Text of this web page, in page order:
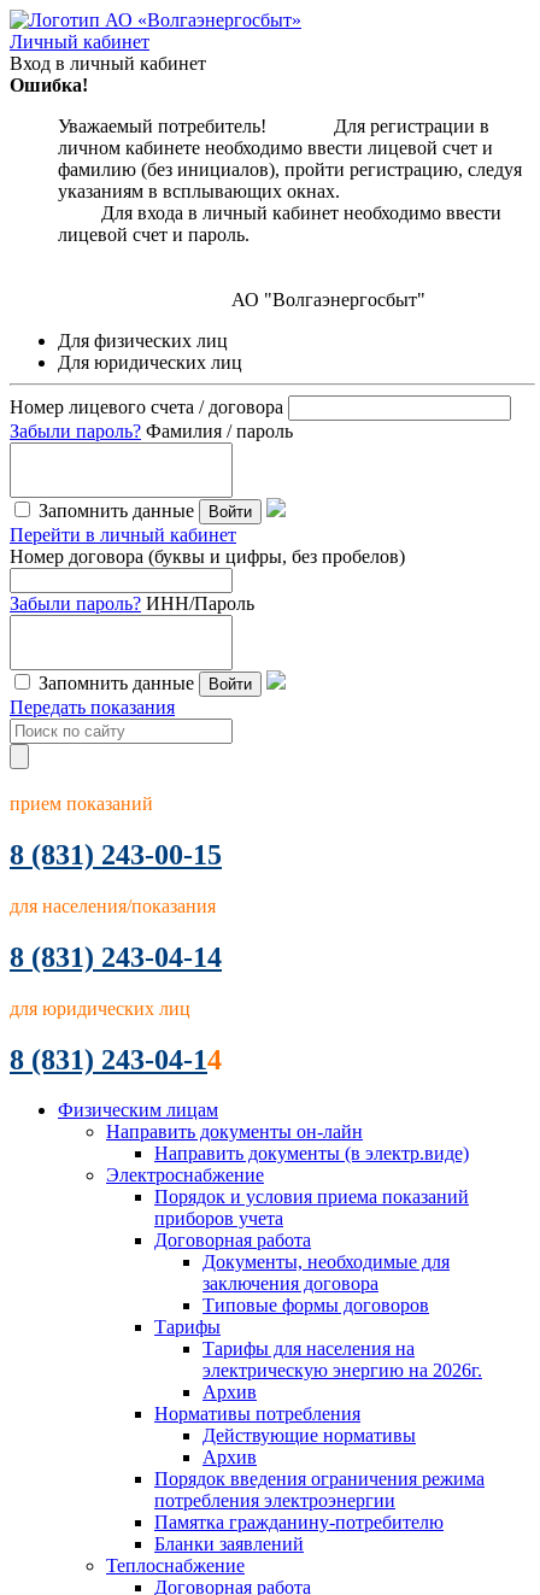
Личный кабинет
Вход в личный кабинет
Ошибка!
Уважаемый потребитель! Для регистрации в
личном кабинете необходимо ввести лицевой счет и
фамилию (без инициалов), пройти регистрацию, следуя
указаниям в всплывающих окнах.
Для входа в личный кабинет необходимо ввести
лицевой счет и пароль.
АО "Волгаэнергосбыт"
Для физических лиц
Для юридических лиц
Номер лицевого счета / договора
Забыли пароль? Фамилия / пароль
Запомнить данные Войти
Перейти в личный кабинет
Номер договора (буквы и цифры, без пробелов)
Забыли пароль? ИНН/Пароль
Запомнить данные Войти
Передать показания
прием показаний
8 (831) 243-00-15
для населения/показания
8 (831) 243-04-14
для юридических лиц
8 (831) 243-04-14
Физическим лицам
Направить документы он-лайн
Направить документы (в электр.виде)
Электроснабжение
Порядок и условия приема показаний
приборов учета
Договорная работа
Документы, необходимые для
заключения договора
Типовые формы договоров
Тарифы
Тарифы для населения на
электрическую энергию на 2026г.
Архив
Нормативы потребления
Действующие нормативы
Архив
Порядок введения ограничения режима
потребления электроэнергии
Памятка гражданину-потребителю
Бланки заявлений
Теплоснабжение
Договорная работа